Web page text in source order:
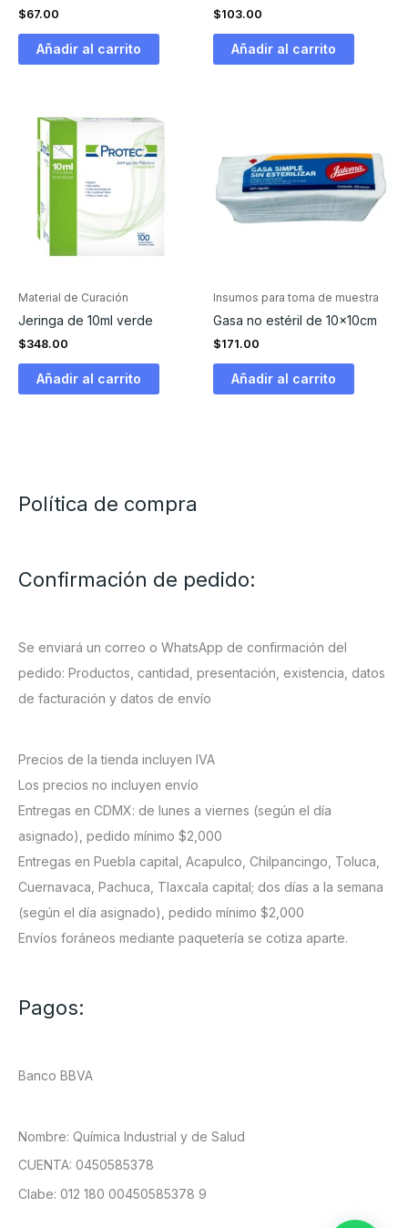
$67.00
Añadir al carrito
$103.00
Añadir al carrito
Material de Curación
Jeringa de 10ml verde
$348.00
Añadir al carrito
Insumos para toma de muestra
Gasa no estéril de 10x10cm
$171.00
Añadir al carrito
Política de compra
Confirmación de pedido:
Se enviará un correo o WhatsApp de confirmación del
pedido: Productos, cantidad, presentación, existencia, datos
de facturación y datos de envío
Precios de la tienda incluyen IVA
Los precios no incluyen envío
Entregas en CDMX: de lunes a viernes (según el día
asignado), pedido mínimo $2,000
Entregas en Puebla capital, Acapulco, Chilpancingo, Toluca,
Cuernavaca, Pachuca, Tlaxcala capital; dos días a la semana
(según el día asignado), pedido mínimo $2,000
Envíos foráneos mediante paquetería se cotiza aparte.
Pagos:
Banco BBVA
Nombre: Química Industrial y de Salud
CUENTA: 0450585378
Clabe: 012 180 00450585378 9